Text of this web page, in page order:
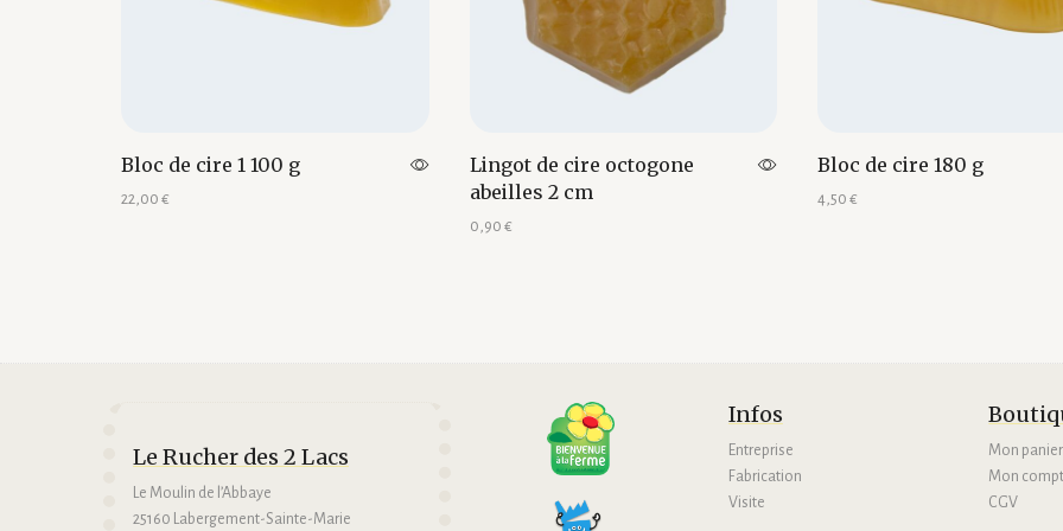
Bloc de cire 1 100 g
22,00 €
Lingot de cire octogone
abeilles 2 cm
0,90 €
Bloc de cire 180 g
4,50 €
Le Rucher des 2 Lacs
Le Moulin de l’Abbaye
25160 Labergement-Sainte-Marie
Infos
Entreprise
Fabrication
Visite
Mon panier
Mon
CGV